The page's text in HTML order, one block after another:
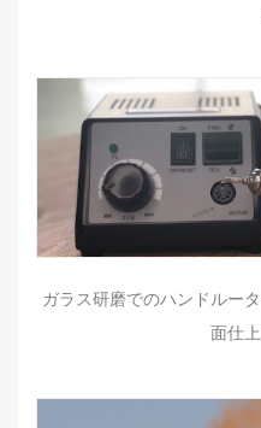
ガラス研磨でのハンドルー
面仕上